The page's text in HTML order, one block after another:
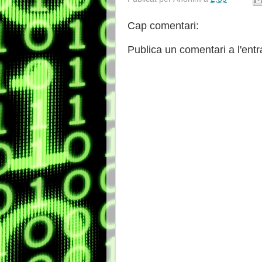
Cap comentari:
Publica un comentari a